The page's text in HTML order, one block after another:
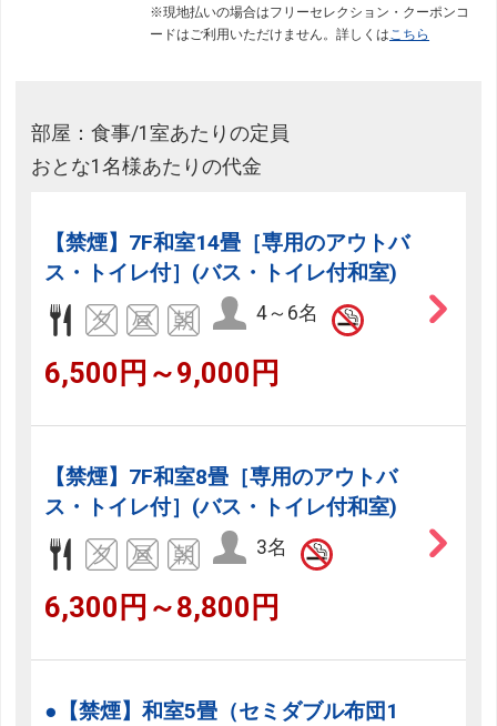
※現地払いの場合はフリーセレクション・クーポンコ
ードはご利用いただけません。詳しくはこちら
部屋：食事/1室あたりの定員
おとな1名様あたりの代金
【禁煙】7F和室14畳［専用のアウトバ
ス・トイレ付］(バス・トイレ付和室)
4～6名
6,500円～9,000円
【禁煙】7F和室8畳［専用のアウトバ
ス・トイレ付］(バス・トイレ付和室)
3名
6,300円～8,800円
●【禁煙】和室5畳（セミダブル布団1